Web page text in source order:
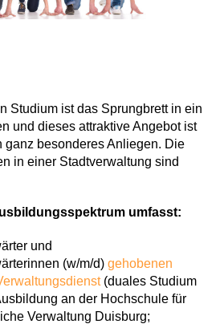
Studium ist das Sprungbrett in ein
und dieses attraktive Angebot ist
ganz besonderes Anliegen. Die
in einer Stadtverwaltung sind
umfasst:
und
(w/m/d)gehobenen
(duales Studium
an der Hochschule für
Verwaltung Duisburg;